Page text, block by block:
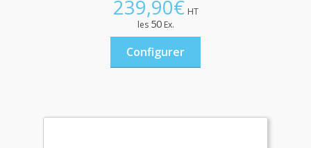
239,90€ HT
les 50Ex.
Configurer